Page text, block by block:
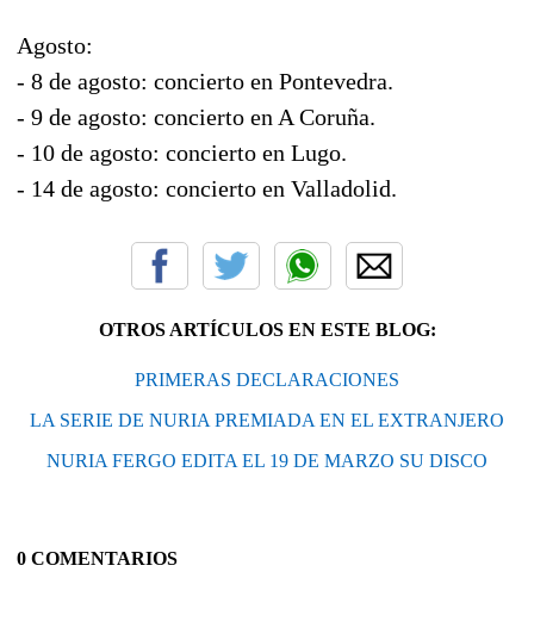
Agosto:
- 8 de agosto: concierto en Pontevedra.
- 9 de agosto: concierto en A Coruña.
- 10 de agosto: concierto en Lugo.
- 14 de agosto: concierto en Valladolid.
OTROS ARTÍCULOS EN ESTE BLOG:
PRIMERAS DECLARACIONES
LA SERIE DE NURIA PREMIADA EN EL EXTRANJERO
NURIA FERGO EDITA EL 19 DE MARZO SU DISCO
0 COMENTARIOS